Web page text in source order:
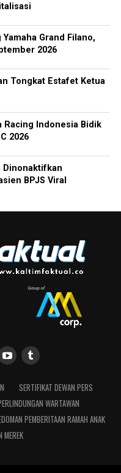
Grand Filano,
2026
Tongkat Estafet Ketua
Racing Indonesia Bidik
2026
Dinonaktifkan
BPJS Viral
SERTIFIKAT DEWAN PERS
WARTAWAN
PEMBERITAAN RAMAH ANAK
MEREK